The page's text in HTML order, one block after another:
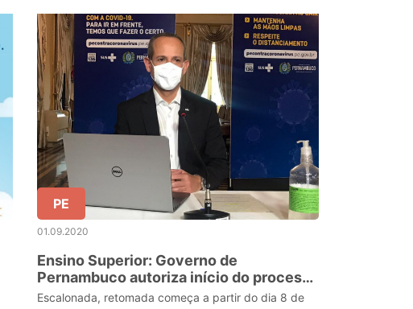
PE
01.09.2020
Ensino Superior: Governo de
Pernambuco autoriza início do processo
de retomada de aulas presenciais
Escalonada, retomada começa a partir do dia 8 de